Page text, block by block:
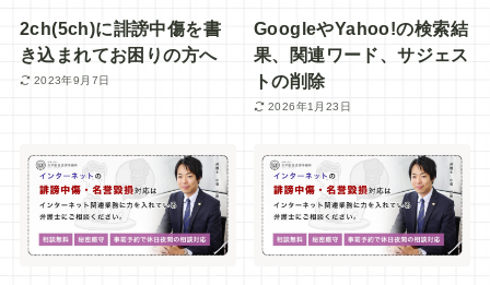
2ch(5ch)に誹謗中傷を書
き込まれてお困りの方へ
2023年9月7日
GoogleやYahoo!の検索結
果、関連ワード、サジェス
トの削除
2026年1月23日